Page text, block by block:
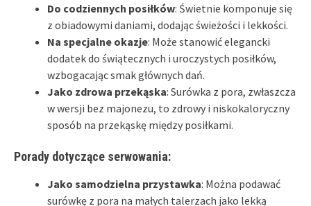
Do codziennych posiłków: Świetnie komponuje się
z obiadowymi daniami, dodając świeżości i lekkości.
Na specjalne okazje: Może stanowić elegancki
dodatek do świątecznych i uroczystych posiłków,
wzbogacając smak głównych dań.
Jako zdrowa przekąska: Surówka z pora, zwłaszcza
w wersji bez majonezu, to zdrowy i niskokaloryczny
sposób na przekąskę między posiłkami.
Porady dotyczące serwowania:
Jako samodzielna przystawka: Można podawać
surówkę z pora na małych talerzach jako lekką